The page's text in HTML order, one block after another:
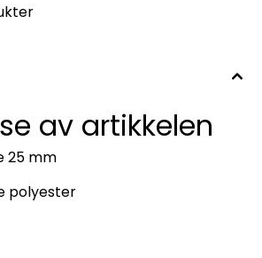
av artikkelen
25 mm
polyester